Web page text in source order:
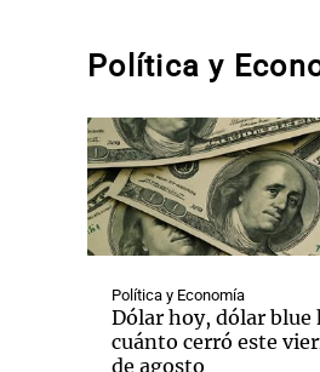
Política y
Política y Economía
Dólar hoy, dólar blue
cuánto cerró este
de agosto